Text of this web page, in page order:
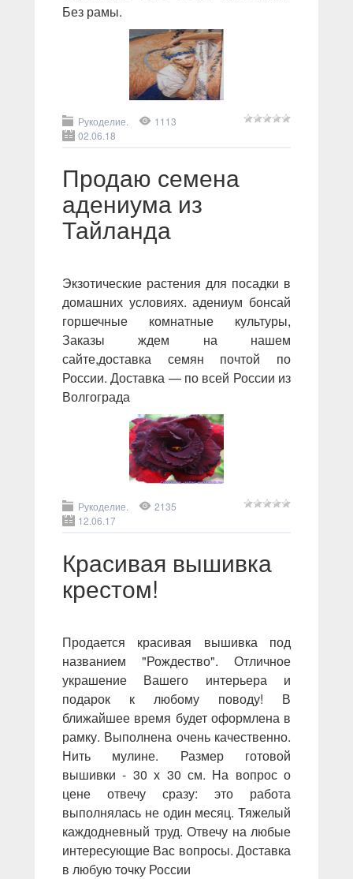
Без рамы.
Рукоделие.
1113
02.06.18
Продаю семена
адениума из
Тайланда
Экзотические растения для посадки в
домашних условиях. адениум бонсай
горшечные комнатные культуры,
Заказы ждем на нашем
сайте,доставка семян почтой по
России. Доставка — по всей России из
Волгограда
Рукоделие.
2135
12.06.17
Красивая вышивка
крестом!
Продается красивая вышивка под
названием "Рождество". Отличное
украшение Вашего интерьера и
подарок к любому поводу! В
ближайшее время будет оформлена в
рамку. Выполнена очень качественно.
Нить мулине. Размер готовой
вышивки - 30 х 30 см. На вопрос о
цене отвечу сразу: это работа
выполнялась не один месяц. Тяжелый
каждодневный труд. Отвечу на любые
интересующие Вас вопросы. Доставка
в любую точку России